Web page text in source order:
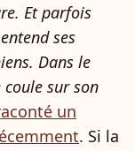
Et parfois
ses
Dans le
sur son
un
. Si la